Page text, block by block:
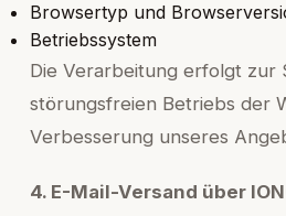
Browsertyp und
Betriebssystem
Die Verarbeitung erfolgt zur
störungsfreien Betriebs der
Verbesserung unseres
4. E-Mail-Versand über